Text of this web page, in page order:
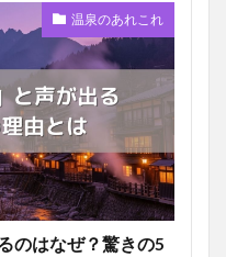
温泉のあれこれ
のはなぜ？驚きの5